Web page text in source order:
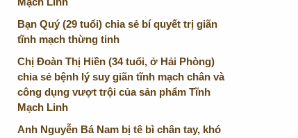
Bạn Quý (29 tuổi) chia sẻ bí quyết trị giãn
tĩnh mạch thừng tinh
Chị Đoàn Thị Hiền (34 tuổi, ở Hải Phòng)
chia sẻ bệnh lý suy giãn tĩnh mạch chân và
công dụng vượt trội của sản phẩm Tĩnh
Mạch Linh
Anh Nguyễn Bá Nam bị tê bì chân tay, khó